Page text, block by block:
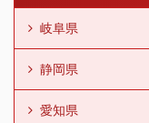
岐阜県
静岡県
愛知県